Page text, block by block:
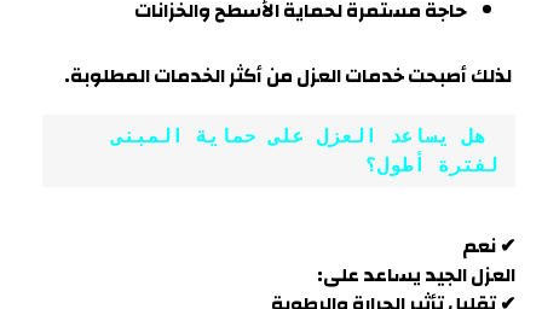
حاجة مستمرة لحماية الأسطح والخزانات
لذلك أصبحت خدمات العزل من أكثر الخدمات المطلوبة.
هل يساعد العزل على حماية المبنى
لفترة أطول؟
✔ نعم
العزل الجيد يساعد على: